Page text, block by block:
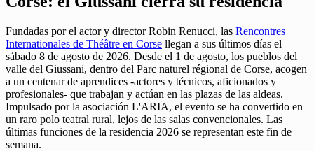
Fundadas por el actor y director Robin Renucci, las Rencontres
Internationales de Théâtre en Corse llegan a sus últimos días el
sábado 8 de agosto de 2026. Desde el 1 de agosto, los pueblos del
valle del Giussani, dentro del Parc naturel régional de Corse, acogen
a un centenar de aprendices -actores y técnicos, aficionados y
profesionales- que trabajan y actúan en las plazas de las aldeas.
Impulsado por la asociación L'ARIA, el evento se ha convertido en
un raro polo teatral rural, lejos de las salas convencionales. Las
últimas funciones de la residencia 2026 se representan este fin de
semana.